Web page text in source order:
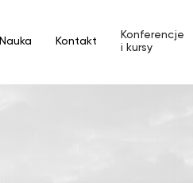
Nauka Kontakt
Konferencje
i kursy